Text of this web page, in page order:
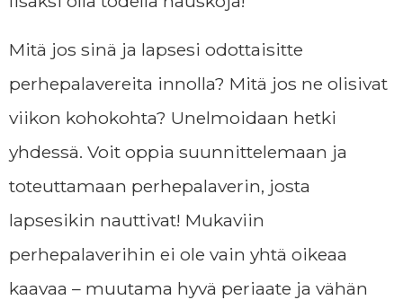
Mitä jos sinä ja lapsesi odottaisitte
perhepalavereita innolla? Mitä jos ne olisivat
viikon kohokohta? Unelmoidaan hetki
yhdessä. Voit oppia suunnittelemaan ja
toteuttamaan perhepalaverin, josta
lapsesikin nauttivat! Mukaviin
perhepalaverihin ei ole vain yhtä oikeaa
kaavaa – muutama hyvä periaate ja vähän